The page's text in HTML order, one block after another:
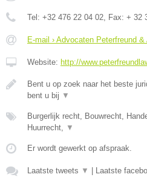
Tel: +32 476 22 04 02, Fax: + 32
E-mail › Advocaten Peterfreund
Website: http://
Bent u op zoek naar het beste
bent u bij ▼
Burgerlijk recht, Bouwrecht,
Huurrecht, ▼
Er wordt gewerkt op afspraak.
Laatste tweets ▼ Laatste